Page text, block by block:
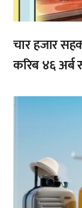
चार हजार
करिब ४६ अर्ब
,